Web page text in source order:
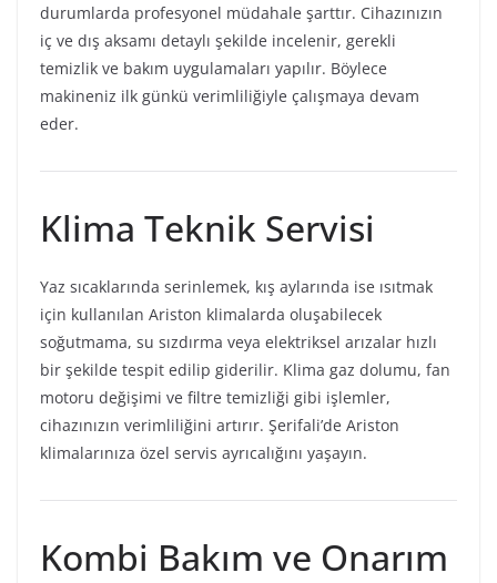
durumlarda profesyonel müdahale şarttır. Cihazınızın
iç ve dış aksamı detaylı şekilde incelenir, gerekli
temizlik ve bakım uygulamaları yapılır. Böylece
makineniz ilk günkü verimliliğiyle çalışmaya devam
eder.
Klima Teknik Servisi
Yaz sıcaklarında serinlemek, kış aylarında ise ısıtmak
için kullanılan Ariston klimalarda oluşabilecek
soğutmama, su sızdırma veya elektriksel arızalar hızlı
bir şekilde tespit edilip giderilir. Klima gaz dolumu, fan
motoru değişimi ve filtre temizliği gibi işlemler,
cihazınızın verimliliğini artırır. Şerifali’de Ariston
klimalarınıza özel servis ayrıcalığını yaşayın.
Kombi Bakım ve Onarım